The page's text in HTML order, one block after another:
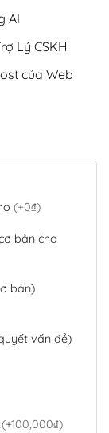
AI
Lý CSKH
của Web
(+0₫)
bản cho
bản)
vấn đề)
(+100,000₫)